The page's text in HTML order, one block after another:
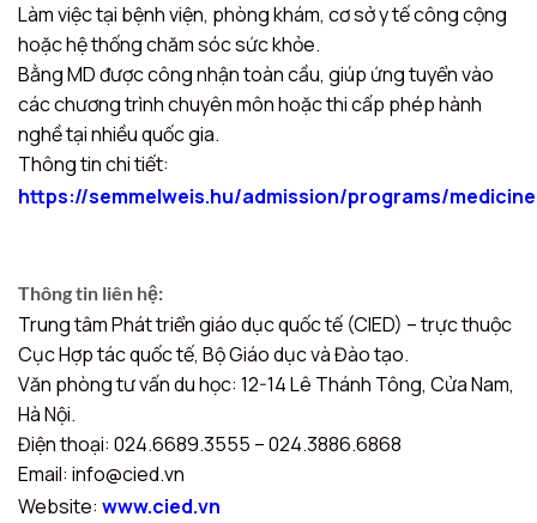
Làm việc tại bệnh viện, phòng khám, cơ sở y tế công cộng
hoặc hệ thống chăm sóc sức khỏe.
Bằng MD được công nhận toàn cầu, giúp ứng tuyển vào
các chương trình chuyên môn hoặc thi cấp phép hành
nghề tại nhiều quốc gia.
Thông tin chi tiết:
https://semmelweis.hu/admission/programs/
Thông tin liên hệ:
Trung tâm Phát triển giáo dục quốc tế (CIED) – trực thuộc
Cục Hợp tác quốc tế, Bộ Giáo dục và Đào tạo.
Văn phòng tư vấn du học: 12-14 Lê Thánh Tông, Cửa Nam,
Hà Nội.
Điện thoại: 024.6689.3555 – 024.3886.6868
Email: info@cied.vn
Website: www.cied.vn